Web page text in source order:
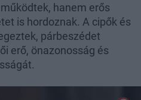
hanem erős
is hordoznak. A cipők és
párbeszédet
erő, önazonosság és